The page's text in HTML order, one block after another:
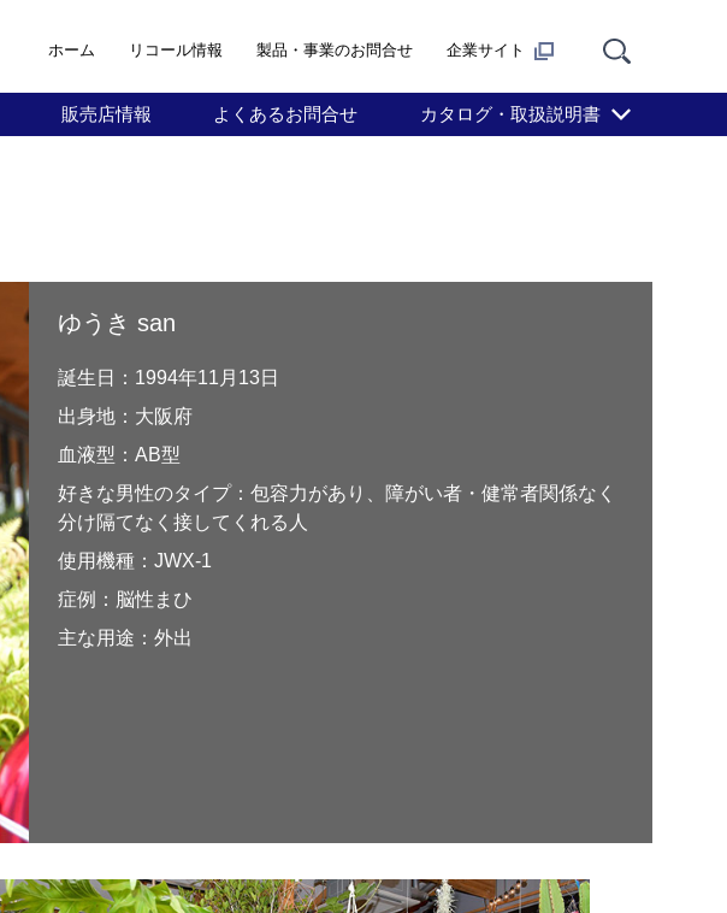
ホーム リコール情報 製品・事業のお問合せ 企業サイト
販売店情報 よくあるお問合せ カタログ・取扱説明書
ゆうき san
誕生日：1994年11月13日
出身地：大阪府
血液型：AB型
好きな男性のタイプ：包容力があり、障がい者・健常者関係なく
分け隔てなく接してくれる人
使用機種：JWX-1
症例：脳性まひ
主な用途：外出